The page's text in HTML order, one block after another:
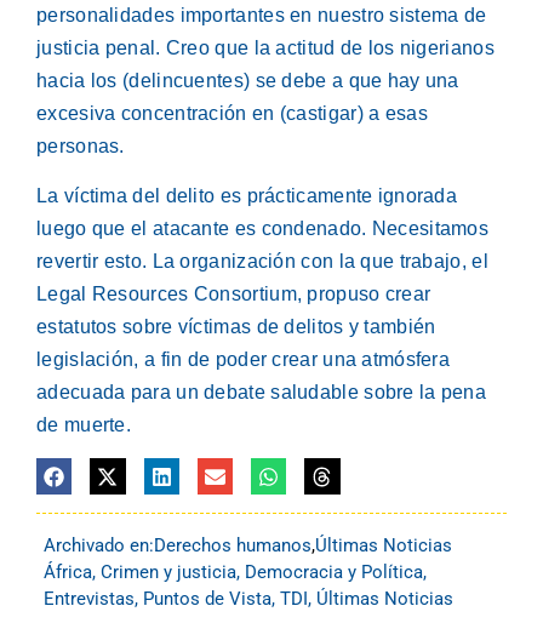
personalidades importantes en nuestro sistema de
justicia penal. Creo que la actitud de los nigerianos
hacia los (delincuentes) se debe a que hay una
excesiva concentración en (castigar) a esas
personas.
La víctima del delito es prácticamente ignorada
luego que el atacante es condenado. Necesitamos
revertir esto. La organización con la que trabajo, el
Legal Resources Consortium, propuso crear
estatutos sobre víctimas de delitos y también
legislación, a fin de poder crear una atmósfera
adecuada para un debate saludable sobre la pena
de muerte.
Archivado en:Derechos humanos,Últimas Noticias
África, Crimen y justicia, Democracia y Política,
Entrevistas, Puntos de Vista, TDI, Últimas Noticias